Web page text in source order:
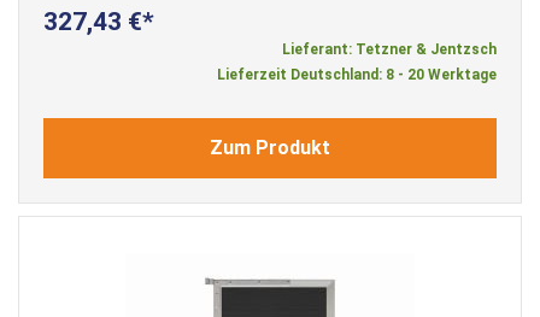
327,43 €
Lieferant: Tetzner & Jentzsch
Lieferzeit Deutschland: 8 - 20 Werktage
Zum Produkt